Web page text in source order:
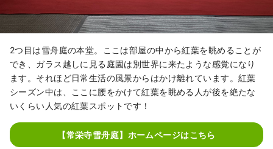
2つ目は雪舟庭の本堂。ここは部屋の中から紅葉を眺めることが
でき、ガラス越しに見る庭園は別世界に来たような感覚になり
ます。それほど日常生活の風景からはかけ離れています。紅葉
シーズン中は、ここに腰をかけて紅葉を眺める人が後を絶たな
いくらい人気の紅葉スポットです！
【常栄寺雪舟庭】ホームページはこちら